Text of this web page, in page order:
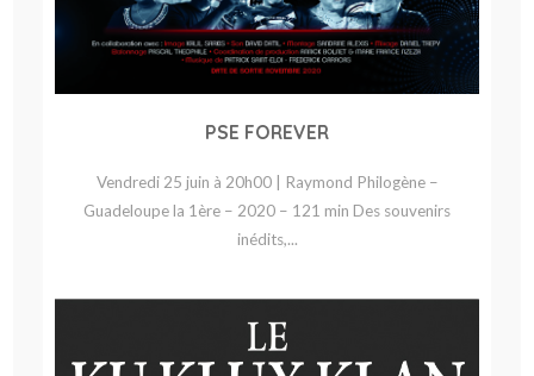
PSE FOREVER
Vendredi 25 juin à 20h00 | Raymond Philogène –
Guadeloupe la 1ère – 2020 – 121 min Des souvenirs
inédits,...